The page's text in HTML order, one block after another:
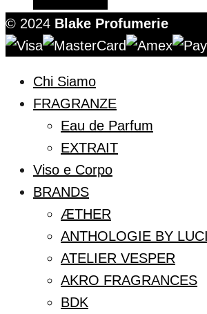
© 2024 Blake Profumerie
Chi Siamo
FRAGRANZE
Eau de Parfum
EXTRAIT
Viso e Corpo
BRANDS
ÆTHER
ANTHOLOGIE BY
ATELIER VESPER
AKRO FRAGRANCES
BDK